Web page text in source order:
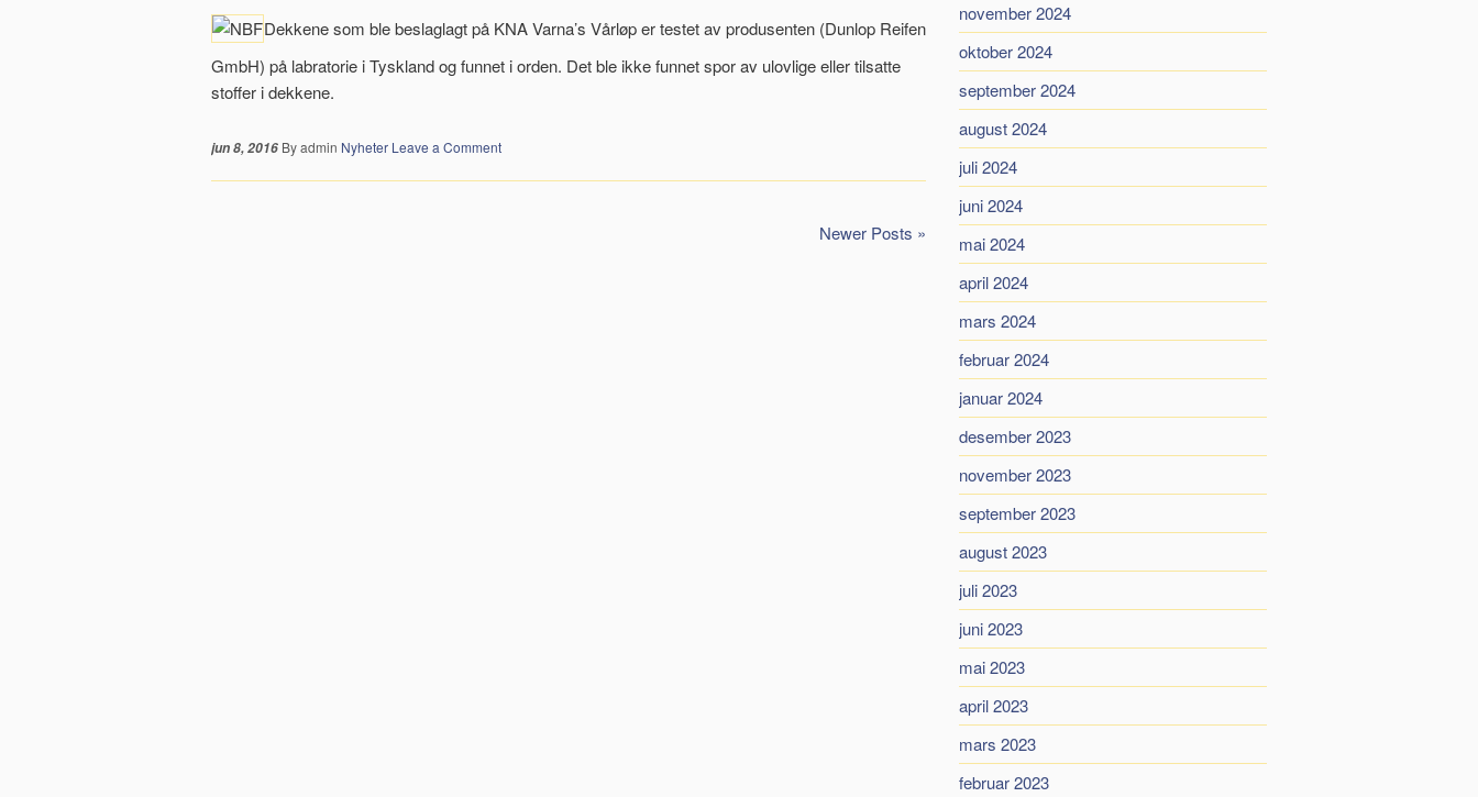
Dekkene som ble beslaglagt på KNA Varna’s Vårløp er testet av produsenten (Dunlop Reifen
GmbH) på labratorie i Tyskland og funnet i orden. Det ble ikke funnet spor av ulovlige eller tilsatte
stoffer i dekkene.
jun 8, 2016 By admin Nyheter Leave a Comment
Newer Posts »
november 2024
oktober 2024
september 2024
august 2024
juli 2024
juni 2024
mai 2024
april 2024
mars 2024
februar 2024
januar 2024
desember 2023
november 2023
september 2023
august 2023
juli 2023
juni 2023
mai 2023
april 2023
mars 2023
februar 2023